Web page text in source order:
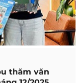
thăm văn